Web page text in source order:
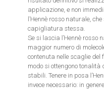
applicazione, e non
l’Hennè rosso naturale,
capigliatura stessa.
Se si lascia l’Hennè rosso
maggior numero di
contenuta nelle scaglie del
modo si ottengono tonalità
stabili. Tenere in posa
invece necessario: in